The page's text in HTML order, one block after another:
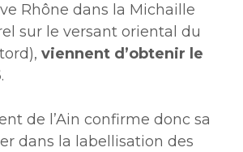
Rhône dans la Michaille
sur le versant oriental du
viennent d’obtenir le
.
de l’Ain confirme donc sa
dans la labellisation des